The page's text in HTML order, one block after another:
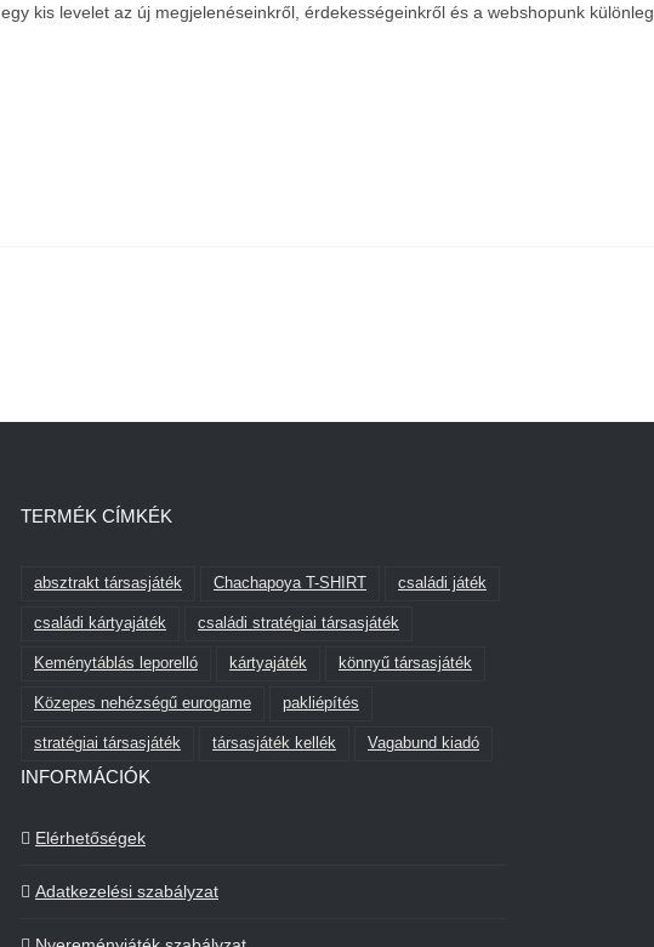
kis levelet az új megjelenéseinkről, érdekességeinkről és a webshopunk
TERMÉK CÍMKÉK
absztrakt társasjáték Chachapoya T-SHIRT családi játék
családi kártyajáték családi stratégiai társasjáték
Keménytáblás leporelló kártyajáték könnyű társasjáték
Közepes nehézségű eurogame pakliépítés
stratégiai társasjáték társasjáték kellék Vagabund kiadó
INFORMÁCIÓK
Elérhetőségek
Adatkezelési szabályzat